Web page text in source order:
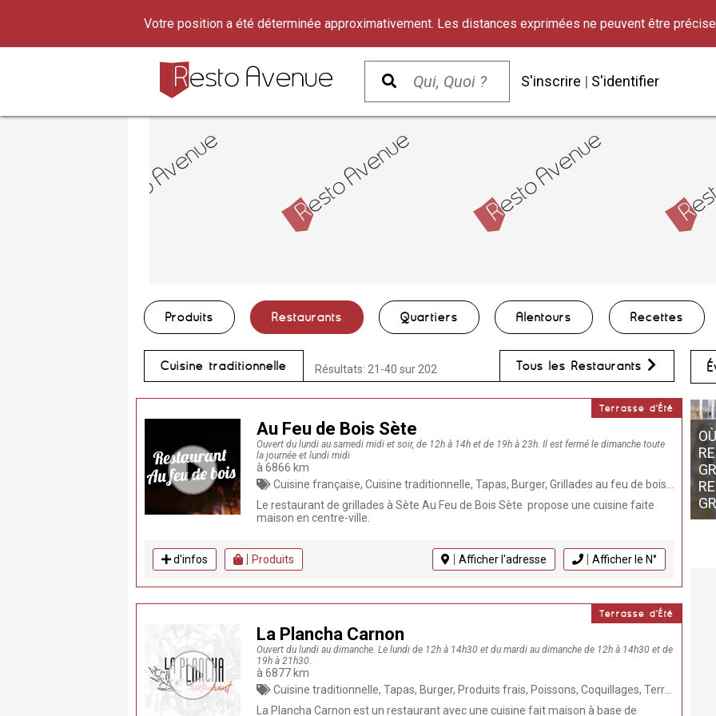
Votre position a été déterminée approximativement. Les distances exprimées ne peuvent être
S'inscrire | S'identifier
Produits Restaurants Quartiers Alentours Recettes
Cuisine traditionnelle Résultats: 21-40 sur 202 Tous les Restaurants
Terrasse d'Été
Au Feu de Bois Sète
Ouvert du lundi au samedi midi et soir, de 12h à 14h et de 19h à 23h. Il est fermé le dimanche toute
la journée et lundi midi
à 6866 km
Cuisine française, Cuisine traditionnelle, Tapas, Burger, Grillades au feu de bois, Produits frais, Poissons, Coquillages, Terrasse, Réception Groupes, Fait Maison, Grillades, Animaux acceptés, Restaurant
Le restaurant de grillades à Sète Au Feu de Bois Sète propose une cuisine faite
maison en centre-ville.
d'infos Produits Afficher l'adresse Afficher le N°
Terrasse d'Été
La Plancha Carnon
Ouvert du lundi au dimanche. Le lundi de 12h à 14h30 et du mardi au dimanche de 12h à 14h30 et de
19h à 21h30.
à 6877 km
Cuisine traditionnelle, Tapas, Burger, Produits frais, Poissons, Coquillages, Terrasse, Réception Groupes, Fait Maison, Cuisine méditerranéenne, Séminaires, Grillades, Animaux acceptés, Vegan, Restaurant, Plancha
La Plancha Carnon est un restaurant avec une cuisine fait maison à base de
OÙ TROUVER UN BON
RESTAURANT SUR LE PORT DE LA
RESTAURANT GRAIN DE SEL À LA
GRANDE-MOTTE